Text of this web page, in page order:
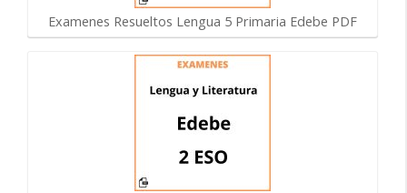
Examenes Resueltos Lengua 5 Primaria Edebe PDF